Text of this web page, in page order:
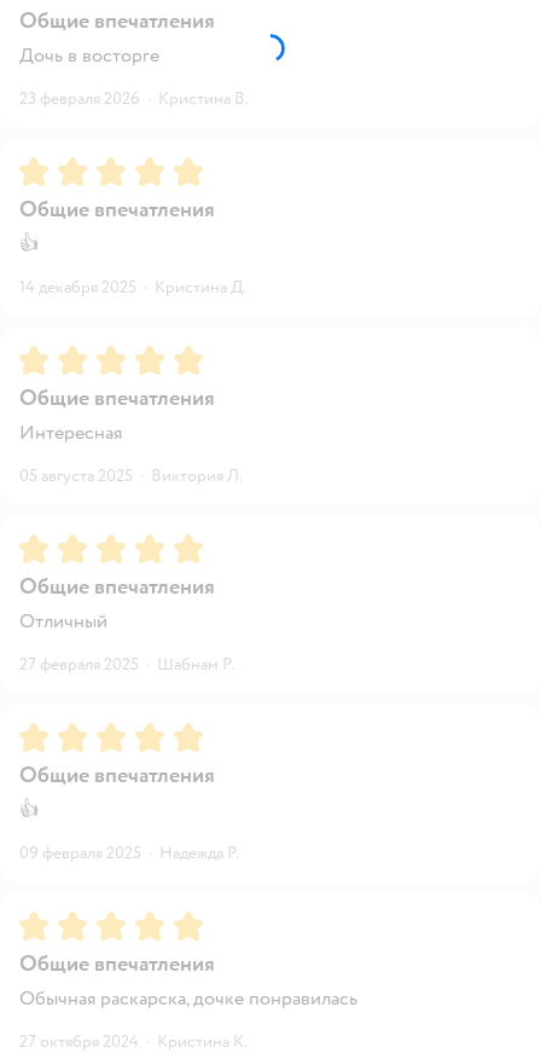
Общие впечатления
Дочь в восторге
23 февраля 2026 · Кристина В.
Рейтинг:5
Общие впечатления
👍
14 декабря 2025 · Кристина Д.
Рейтинг:5
Общие впечатления
Интересная
05 августа 2025 · Виктория Л.
Рейтинг:5
Общие впечатления
Отличный
27 февраля 2025 · Шабнам Р.
Рейтинг:5
Общие впечатления
👍
09 февраля 2025 · Надежда Р.
Рейтинг:5
Общие впечатления
Обычная раскарска, дочке понравилась
27 октября 2024 · Кристина К.